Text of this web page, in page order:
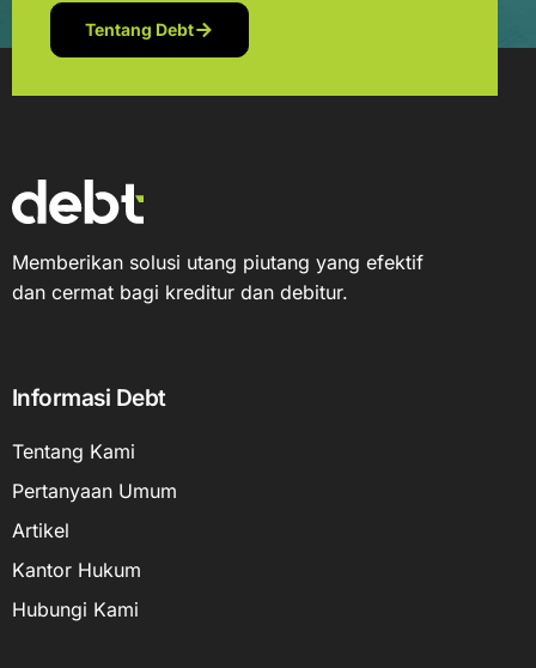
Tentang Debt
Memberikan solusi utang piutang yang efektif
dan cermat bagi kreditur dan debitur.
Informasi Debt
Tentang Kami
Pertanyaan Umum
Artikel
Kantor Hukum
Hubungi Kami